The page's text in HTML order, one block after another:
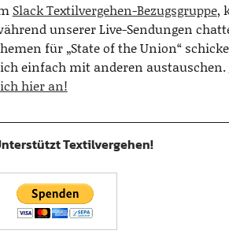
Slack Textilvergehen-Bezugsgruppe,
unserer Live-Sendungen
für „State of the Union“
einfach mit anderen austauschen.
hier an!
Textilvergehen!